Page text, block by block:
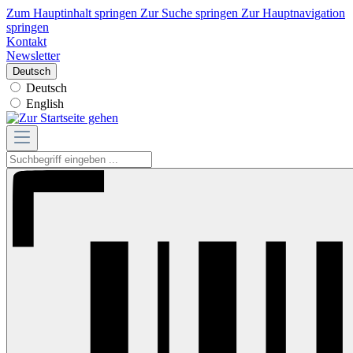
Zum Hauptinhalt springen Zur Suche springen Zur Hauptnavigation
springen
Kontakt
Newsletter
Deutsch
Deutsch
English